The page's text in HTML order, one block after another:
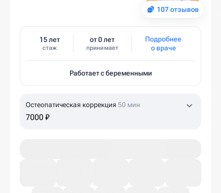
107 отзывов
15 лет
стаж
от 0 лет
принимает
Подробнее
о враче
Работает с беременными
Остеопатическая коррекция 50 мин
7000 ₽